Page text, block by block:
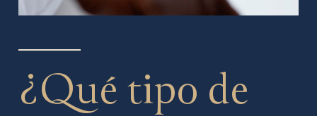
¿Qué tipo de